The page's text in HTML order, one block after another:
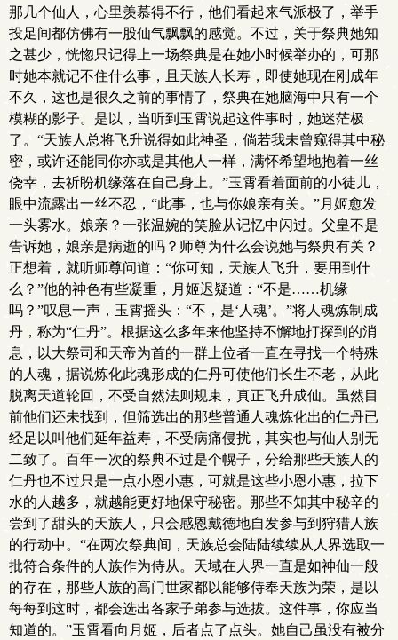
那几个仙人，心里羡慕得不行，他们看起来气派极了，举手
投足间都仿佛有一股仙气飘飘的感觉。不过，关于祭典她知
之甚少，恍惚只记得上一场祭典是在她小时候举办的，可那
时她本就记不住什么事，且天族人长寿，即使她现在刚成年
不久，这也是很久之前的事情了，祭典在她脑海中只有一个
模糊的影子。是以，当听到玉霄说起这件事时，她迷茫极
了。“天族人总将飞升说得如此神圣，倘若我未曾窥得其中秘
密，或许还能同你亦或是其他人一样，满怀希望地抱着一丝
侥幸，去祈盼机缘落在自己身上。”玉霄看着面前的小徒儿，
眼中流露出一丝不忍，“此事，也与你娘亲有关。”月姬愈发
一头雾水。娘亲？一张温婉的笑脸从记忆中闪过。父皇不是
告诉她，娘亲是病逝的吗？师尊为什么会说她与祭典有关？
正想着，就听师尊问道：“你可知，天族人飞升，要用到什
么？”他的神色有些凝重，月姬迟疑道：“不是……机缘
吗？”叹息一声，玉霄摇头：“不，是‘人魂’。”将人魂炼制成
丹，称为“仁丹”。根据这么多年来他坚持不懈地打探到的消
息，以大祭司和天帝为首的一群上位者一直在寻找一个特殊
的人魂，据说炼化此魂形成的仁丹可使他们长生不老，从此
脱离天道轮回，不受自然法则规束，真正飞升成仙。虽然目
前他们还未找到，但筛选出的那些普通人魂炼化出的仁丹已
经足以叫他们延年益寿，不受病痛侵扰，其实也与仙人别无
二致了。百年一次的祭典不过是个幌子，分给那些天族人的
仁丹也不过只是一点小恩小惠，可就是这些小恩小惠，拉下
水的人越多，就越能更好地保守秘密。那些不知其中秘辛的
尝到了甜头的天族人，只会感恩戴德地自发参与到狩猎人族
的行动中。“在两次祭典间，天族总会陆陆续续从人界选取一
批符合条件的人族作为侍从。天域在人界一直是如神仙一般
的存在，那些人族的高门世家都以能够侍奉天族为荣，是以
每每到这时，都会选出各家子弟参与选拔。这件事，你应当
知道的。”玉霄看向月姬，后者点了点头。她自己虽没有被分